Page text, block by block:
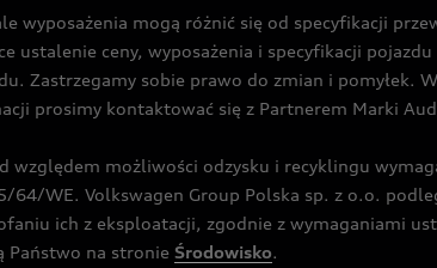
wyposażenia mogą różnić się od specyfikacji
ustalenie ceny, wyposażenia i specyfikacji
Zastrzegamy sobie prawo do zmian i pomyłek.
prosimy kontaktować się z Partnerem Marki
względem możliwości odzysku i recyklingu
WE. Volkswagen Group Polska sp. z o.o.
ich z eksploatacji, zgodnie z wymaganiami
Państwo na stronie Środowisko.